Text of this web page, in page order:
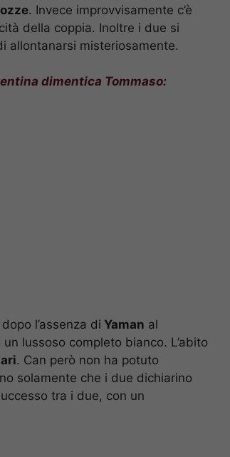
. Invece improvvisamente c’è
della coppia. Inoltre i due si
allontanarsi misteriosamente.
dimentica Tommaso:
l’assenza di Yaman al
lussoso completo bianco. L’abito
. Can però non ha potuto
solamente che i due dichiarino
tra i due, con un